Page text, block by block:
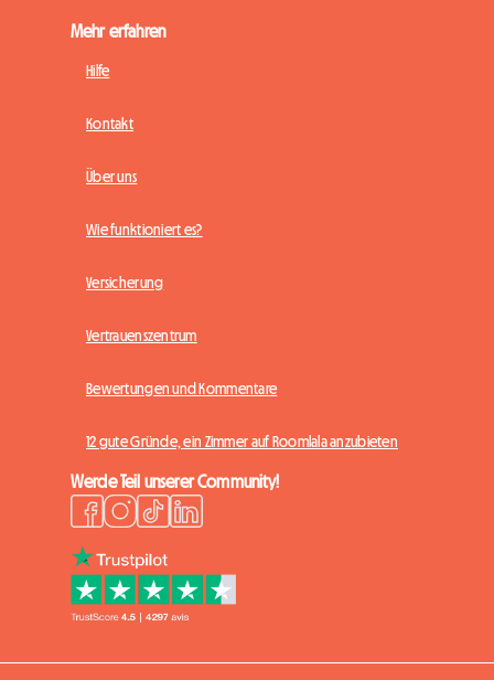
Mehr erfahren
Hilfe
Kontakt
Über uns
Wie funktioniert es?
Versicherung
Vertrauenszentrum
Bewertungen und Kommentare
12 gute Gründe, ein Zimmer auf Roomlala anzubieten
Werde Teil unserer Community!